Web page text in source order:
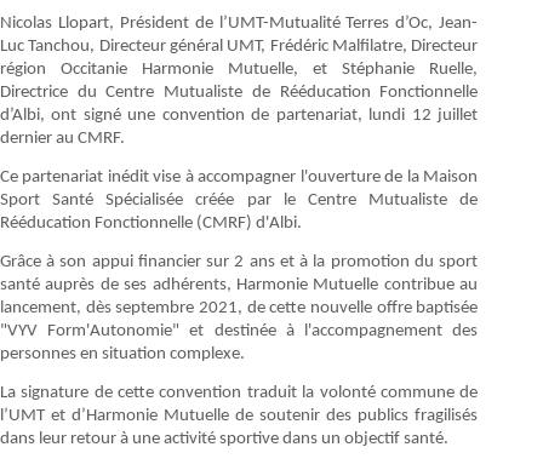
Nicolas Llopart, Président de l’UMT-Mutualité Terres d’Oc, Jean-
Luc Tanchou, Directeur général UMT, Frédéric Malfilatre, Directeur
région Occitanie Harmonie Mutuelle, et Stéphanie Ruelle,
Directrice du Centre Mutualiste de Rééducation Fonctionnelle
d’Albi, ont signé une convention de partenariat, lundi 12 juillet
dernier au CMRF.
Ce partenariat inédit vise à accompagner l'ouverture de la Maison
Sport Santé Spécialisée créée par le Centre Mutualiste de
Rééducation Fonctionnelle (CMRF) d'Albi.
Grâce à son appui financier sur 2 ans et à la promotion du sport
santé auprès de ses adhérents, Harmonie Mutuelle contribue au
lancement, dès septembre 2021, de cette nouvelle offre baptisée
"VYV Form'Autonomie" et destinée à l'accompagnement des
personnes en situation complexe.
La signature de cette convention traduit la volonté commune de
l’UMT et d’Harmonie Mutuelle de soutenir des publics fragilisés
dans leur retour à une activité sportive dans un objectif santé.